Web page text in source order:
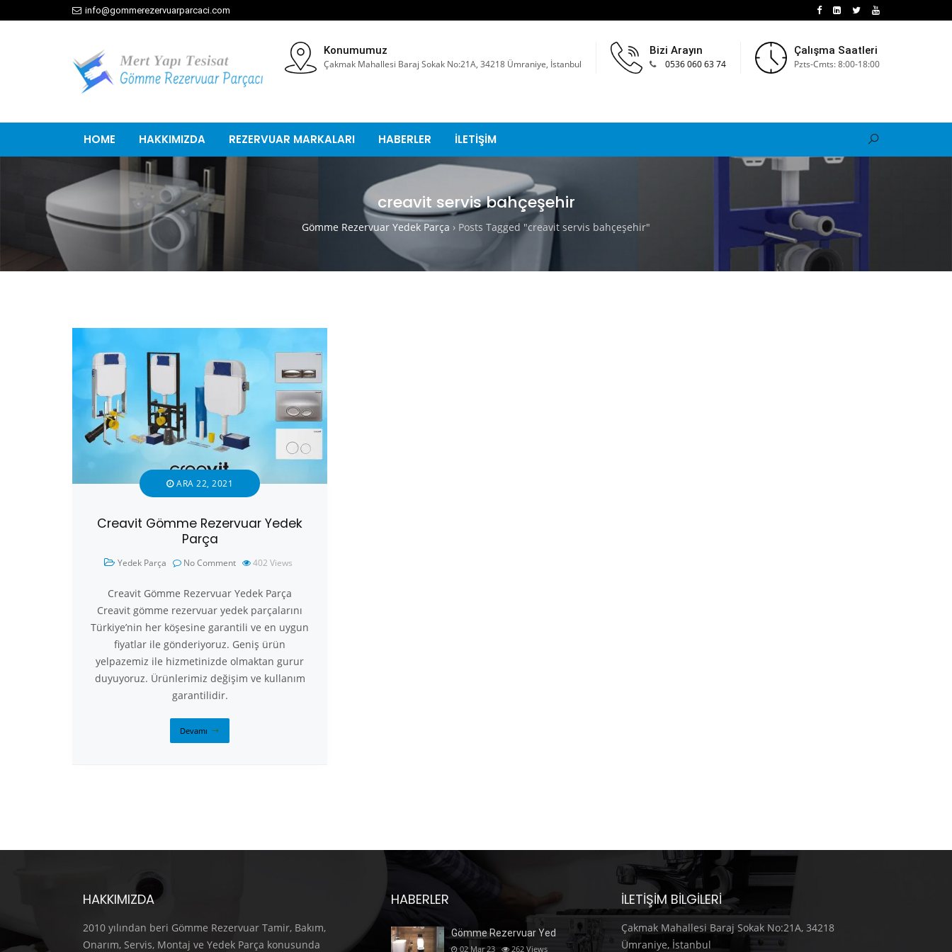
info@gommerezervuarparcaci.com
Konumumuz
Çakmak Mahallesi Baraj Sokak No:21A, 34218 Ümraniye, İstanbul
Bizi Arayın
0536 060 63 74
Çalışma Saatleri
Pzts-Cmts: 8:00-18:00
HOME HAKKIMIZDA REZERVUAR MARKALARI HABERLER İLETİŞİM
creavit servis bahçeşehir
Gömme Rezervuar Yedek Parça › Posts Tagged "creavit servis bahçeşehir"
ARA 22, 2021
Creavit Gömme Rezervuar Yedek
Parça
Yedek Parça No Comment 402 Views
Creavit Gömme Rezervuar Yedek Parça
Creavit gömme rezervuar yedek parçalarını
Türkiye’nin her köşesine garantili ve en uygun
fiyatlar ile gönderiyoruz. Geniş ürün
yelpazemiz ile hizmetinizde olmaktan gurur
duyuyoruz. Ürünlerimiz değişim ve kullanım
garantilidir.
Devamı
HAKKIMIZDA
2010 yılından beri Gömme Rezervuar Tamir, Bakım,
Onarım, Servis, Montaj ve Yedek Parça konusunda
HABERLER
Gömme Rezervuar Yed
02 Mar 23 262 Views
İLETIŞIM BILGILERI
Çakmak Mahallesi Baraj Sokak No:21A, 34218
Ümraniye, İstanbul